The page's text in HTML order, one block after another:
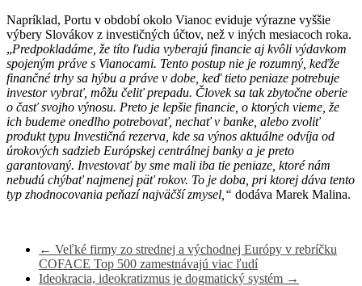
Napríklad, Portu v období okolo Vianoc eviduje výrazne vyššie
výbery Slovákov z investičných účtov, než v iných mesiacoch roka.
„Predpokladáme, že títo ľudia vyberajú financie aj kvôli výdavkom
spojeným práve s Vianocami. Tento postup nie je rozumný, keďže
finančné trhy sa hýbu a práve v dobe, keď tieto peniaze potrebuje
investor vybrať, môžu čeliť prepadu. Človek sa tak zbytočne oberie
o časť svojho výnosu. Preto je lepšie financie, o ktorých vieme, že
ich budeme onedlho potrebovať, nechať v banke, alebo zvoliť
produkt typu Investičná rezerva, kde sa výnos aktuálne odvíja od
úrokových sadzieb Európskej centrálnej banky a je preto
garantovaný. Investovať by sme mali iba tie peniaze, ktoré nám
nebudú chýbať najmenej päť rokov. To je doba, pri ktorej dáva tento
typ zhodnocovania peňazí najväčší zmysel,“ dodáva Marek Malina.
← Veľké firmy zo strednej a východnej Európy v rebríčku
COFACE Top 500 zamestnávajú viac ľudí
Ideokracia, ideokratizmus je dogmatický systém →